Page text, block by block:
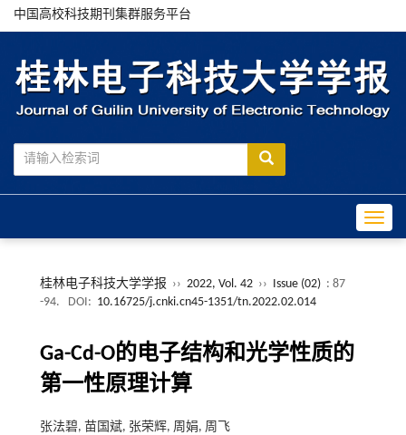
中国高校科技期刊集群服务平台
桂林电子科技大学学报 ›› 2022, Vol. 42 ›› Issue (02) : 87
-94.
DOI: 10.16725/j.cnki.cn45-1351/tn.2022.02.014
Ga-Cd-O的电子结构和光学性质的
第一性原理计算
张法碧, 苗国斌, 张荣辉, 周娟, 周飞